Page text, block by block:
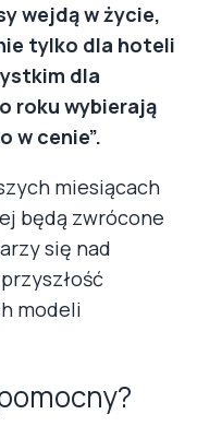
wejdą w życie,
tylko dla hoteli
dla
roku wybierają
w cenie”.
miesiącach
będą zwrócone
się nad
modeli